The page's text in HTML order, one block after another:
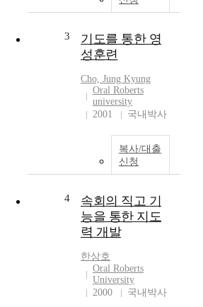
3
기도를 통한 영
성훈련
Cho, Jung Kyung
Oral Roberts
university
2001
국내박사
복사/대출
신청
4
속회의 직고 기
능을 통한 지도
력 개발
한상호
Oral Roberts
University
2000
국내박사